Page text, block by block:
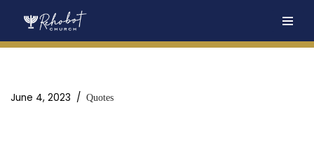
June 4, 2023 Quotes